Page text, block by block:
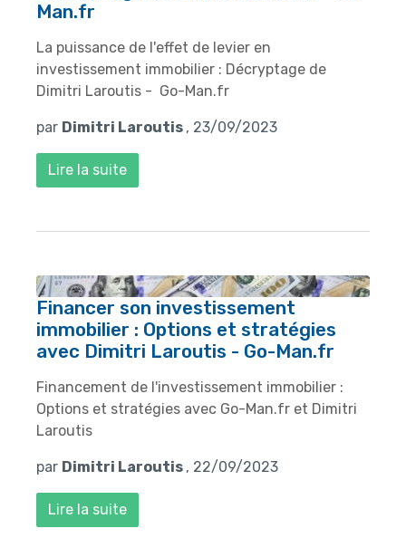
Man.fr
La puissance de l'effet de levier en
investissement immobilier : Décryptage de
Dimitri Laroutis - Go-Man.fr
par Dimitri Laroutis , 23/09/2023
Lire la suite
Financer son investissement
immobilier : Options et stratégies
avec Dimitri Laroutis - Go-Man.fr
Financement de l'investissement immobilier :
Options et stratégies avec Go-Man.fr et Dimitri
Laroutis
par Dimitri Laroutis , 22/09/2023
Lire la suite